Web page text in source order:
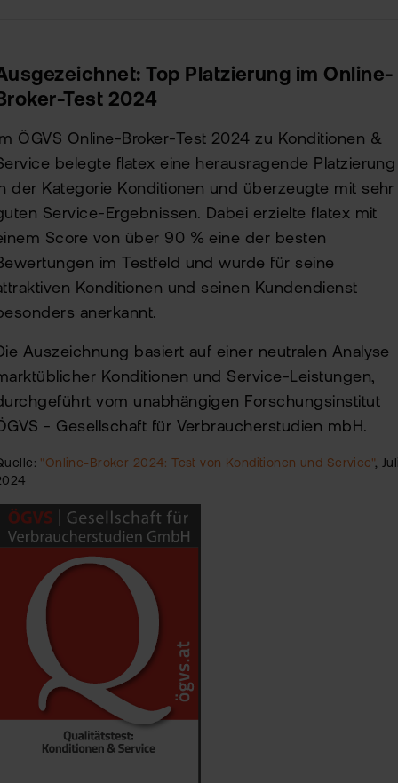
Top Platzierung im Online-
Test 2024
ÖGVS Online-Broker-Test 2024 zu Konditionen &
belegte flatex eine herausragende Platzierung
der Kategorie Konditionen und überzeugte mit sehr
Service-Ergebnissen. Dabei erzielte flatex mit
Score von über 90 % eine der besten
im Testfeld und wurde für seine
Konditionen und seinen Kundendienst
anerkannt.
Auszeichnung basiert auf einer neutralen Analyse
Konditionen und Service-Leistungen,
vom unabhängigen Forschungsinstitut
- Gesellschaft für Verbraucherstudien mbH.
"Online-Broker 2024: Test von Konditionen und Service",